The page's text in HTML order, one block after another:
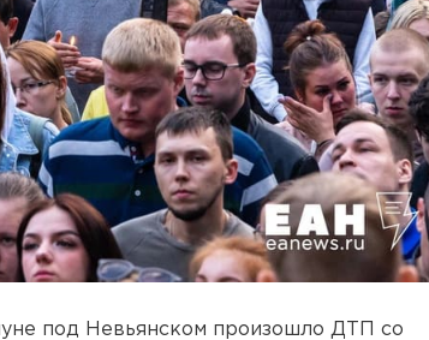
под Невьянском произошло ДТП со